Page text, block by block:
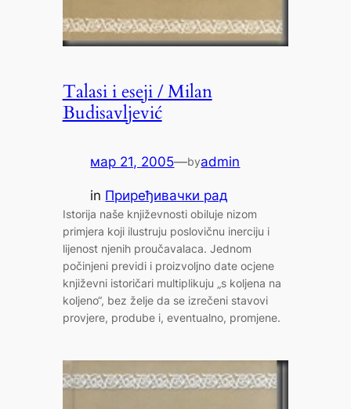
Talasi i eseji / Milan
Budisavljević
мар 21, 2005—byadmin
in Приређивачки рад
Istorija naše književnosti obiluje nizom
primjera koji ilustruju poslovičnu inerciju i
lijenost njenih proučavalaca. Jednom
počinjeni previdi i proizvoljno date ocjene
književni istoričari multiplikuju „s koljena na
koljeno“, bez želje da se izrečeni stavovi
provjere, prodube i, eventualno, promjene.